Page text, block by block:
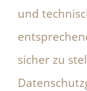
und
sicher zu